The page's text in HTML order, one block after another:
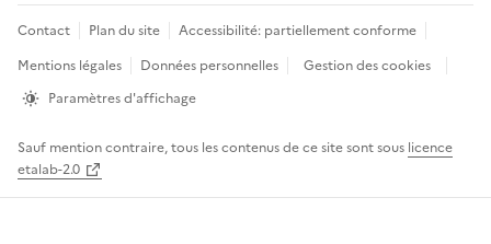
Pied
de
page
Contact Plan du site
Accessibilité: partiellement conforme
Mentions légales
Données personnelles
Gestion des cookies
Paramètres d'affichage
Sauf mention contraire, tous les contenus de ce site sont sous licence
etalab-2.0